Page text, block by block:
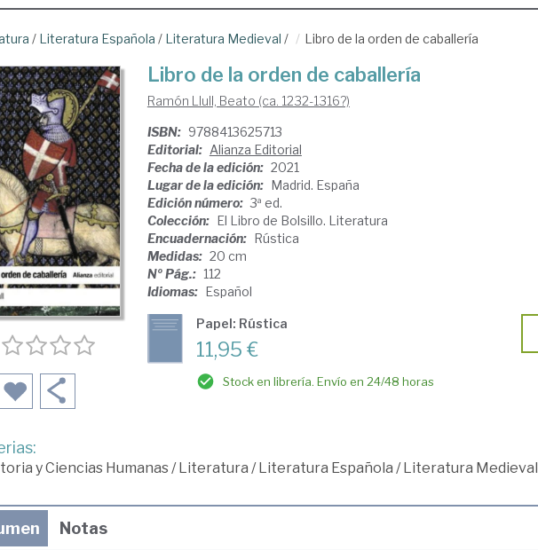
/ Literatura Española / Literatura Medieval / Libro de la orden de caballería
Libro de la orden de caballería
Ramón Llull, Beato (ca. 1232-1316?)
ISBN: 9788413625713
Editorial: Alianza Editorial
Fecha de la edición: 2021
Lugar de la edición: Madrid. España
Edición número: 3ª ed.
Colección: El Libro de Bolsillo. Literatura
Encuadernación: Rústica
Medidas: 20 cm
Nº Pág.: 112
Idiomas: Español
Papel: Rústica
11,95 €
Stock en librería. Envío en 24/48 horas
y Ciencias Humanas/Literatura /Literatura Española /Literatura Medieval
Notas